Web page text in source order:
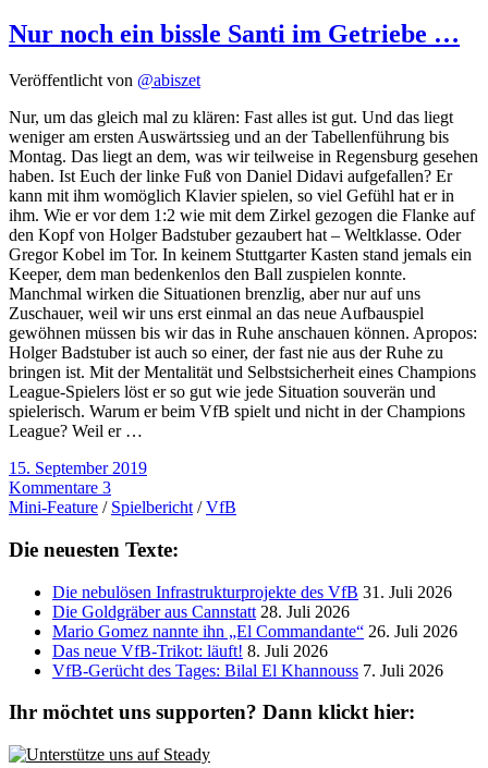
Nur noch ein bissle Santi im Getriebe …
Veröffentlicht von @abiszet
Nur, um das gleich mal zu klären: Fast alles ist gut. Und das liegt
weniger am ersten Auswärtssieg und an der Tabellenführung bis
Montag. Das liegt an dem, was wir teilweise in Regensburg gesehen
haben. Ist Euch der linke Fuß von Daniel Didavi aufgefallen? Er
kann mit ihm womöglich Klavier spielen, so viel Gefühl hat er in
ihm. Wie er vor dem 1:2 wie mit dem Zirkel gezogen die Flanke auf
den Kopf von Holger Badstuber gezaubert hat – Weltklasse. Oder
Gregor Kobel im Tor. In keinem Stuttgarter Kasten stand jemals ein
Keeper, dem man bedenkenlos den Ball zuspielen konnte.
Manchmal wirken die Situationen brenzlig, aber nur auf uns
Zuschauer, weil wir uns erst einmal an das neue Aufbauspiel
gewöhnen müssen bis wir das in Ruhe anschauen können. Apropos:
Holger Badstuber ist auch so einer, der fast nie aus der Ruhe zu
bringen ist. Mit der Mentalität und Selbstsicherheit eines Champions
League-Spielers löst er so gut wie jede Situation souverän und
spielerisch. Warum er beim VfB spielt und nicht in der Champions
League? Weil er …
15. September 2019
Kommentare 3
Mini-Feature / Spielbericht /VfB
Die neuesten Texte:
Die nebulösen Infrastrukturprojekte des VfB 31. Juli 2026
Die Goldgräber aus Cannstatt 28. Juli 2026
Mario Gomez nannte ihn „El Commandante“ 26. Juli 2026
Das neue VfB-Trikot: läuft! 8. Juli 2026
VfB-Gerücht des Tages: Bilal El Khannouss 7. Juli 2026
Ihr möchtet uns supporten? Dann klickt hier: